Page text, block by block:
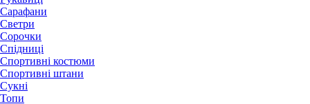
Сарафани
Светри
Сорочки
Спідниці
Спортивні костюми
Спортивні штани
Сукні
Топи